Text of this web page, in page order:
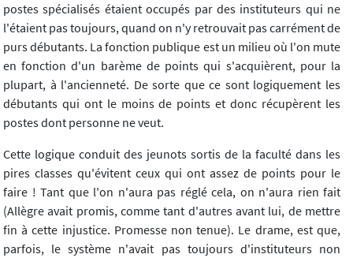
postes spécialisés étaient occupés par des instituteurs qui ne
l'étaient pas toujours, quand on n'y retrouvait pas carrément de
purs débutants. La fonction publique est un milieu où l'on mute
en fonction d'un barème de points qui s'acquièrent, pour la
plupart, à l'ancienneté. De sorte que ce sont logiquement les
débutants qui ont le moins de points et donc récupèrent les
postes dont personne ne veut.
Cette logique conduit des jeunots sortis de la faculté dans les
pires classes qu'évitent ceux qui ont assez de points pour le
faire ! Tant que l'on n'aura pas réglé cela, on n'aura rien fait
(Allègre avait promis, comme tant d'autres avant lui, de mettre
fin à cette injustice. Promesse non tenue). Le drame, est que,
parfois, le système n'avait pas toujours d'instituteurs non